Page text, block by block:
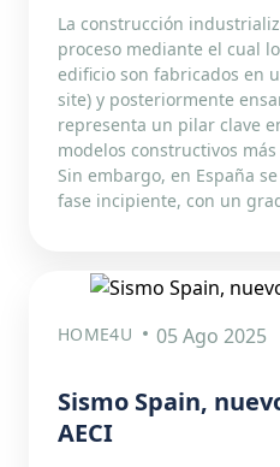
La construcción
proceso mediante el cual
edificio son fabricados en
site) y posteriormente
representa un pilar clave
modelos constructivos
Sin embargo, en España
fase incipiente, con un
HOME4U 05 Ago 2025
Sismo Spain,
AECI